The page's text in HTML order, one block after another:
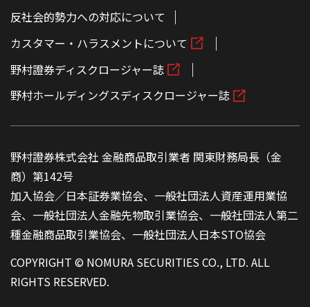
反社会的勢力への対応について
カスタマー・ハラスメントについて
野村證券ディスクロージャー誌
野村ホールディングスディスクロージャー誌
野村證券株式会社 金融商品取引業者 関東財務局長（金
商）第142号
加入協会／日本証券業協会、一般社団法人資産運用業協
会、一般社団法人金融先物取引業協会、一般社団法人第二
種金融商品取引業協会、一般社団法人日本STO協会
COPYRIGHT © NOMURA SECURITIES CO., LTD. ALL
RIGHTS RESERVED.